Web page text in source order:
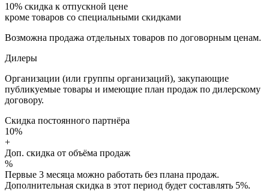
10% скидка к отпускной цене
кроме товаров со специальными скидками
Возможна продажа отдельных товаров по договорным ценам.
Дилеры
Организации (или группы организаций), закупающие
публикуемые товары и имеющие план продаж по дилерскому
договору.
Скидка постоянного партнёра
10%
+
Доп. скидка от объёма продаж
%
Первые 3 месяца можно работать без плана продаж.
Дополнительная скидка в этот период будет составлять 5%.